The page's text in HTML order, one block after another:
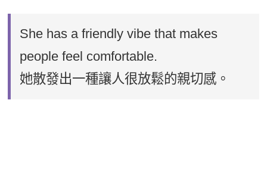
She has a friendly vibe that makes
people feel comfortable.
她散發出一種讓人很放鬆的親切感。